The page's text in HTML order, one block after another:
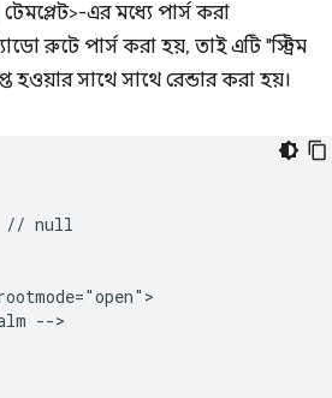
টেমপ্লেট>-এর মধ্যে পার্স করা
রুটে পার্স করা হয়, তাই এটি "স্ট্রিম
হওয়ার সাথে সাথে রেন্ডার করা হয়।
null
-->